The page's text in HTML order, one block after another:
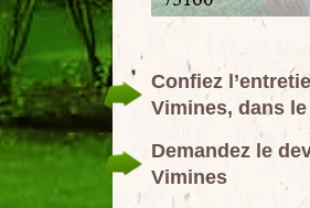
Confiez
Vimines, dans le
Demandez le
Vimines